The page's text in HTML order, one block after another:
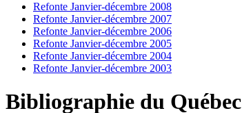
Refonte Janvier-décembre 2008
Refonte Janvier-décembre 2007
Refonte Janvier-décembre 2006
Refonte Janvier-décembre 2005
Refonte Janvier-décembre 2004
Refonte Janvier-décembre 2003
Bibliographie du Québec